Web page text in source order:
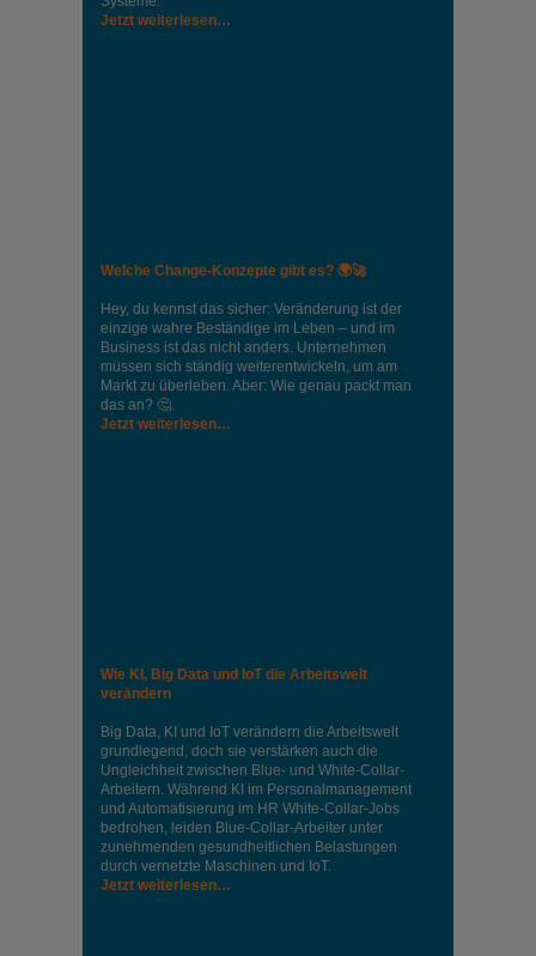
Jetzt weiterlesen…
Welche Change-Konzepte gibt es? 🌍🚀
Hey, du kennst das sicher: Veränderung ist der
einzige wahre Beständige im Leben – und im
Business ist das nicht anders. Unternehmen
müssen sich ständig weiterentwickeln, um am
Markt zu überleben. Aber: Wie genau packt man
das an? 🤔.
Jetzt weiterlesen…
Wie KI, Big Data und IoT die Arbeitswelt
verändern
Big Data, KI und IoT verändern die Arbeitswelt
grundlegend, doch sie verstärken auch die
Ungleichheit zwischen Blue- und White-Collar-
Arbeitern. Während KI im Personalmanagement
und Automatisierung im HR White-Collar-Jobs
bedrohen, leiden Blue-Collar-Arbeiter unter
zunehmenden gesundheitlichen Belastungen
durch vernetzte Maschinen und IoT.
Jetzt weiterlesen…